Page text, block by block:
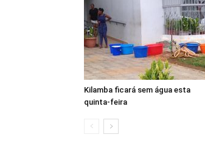
Kilamba ficará sem água esta
quinta-feira